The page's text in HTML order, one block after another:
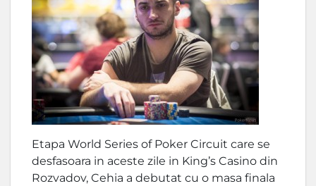
Etapa World Series of Poker Circuit care se
desfasoara in aceste zile in King’s Casino din
Rozvadov, Cehia a debutat cu o masa finala